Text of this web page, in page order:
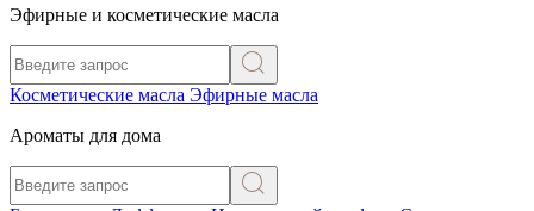
Эфирные и косметические масла
Косметические масла Эфирные масла
Ароматы для дома